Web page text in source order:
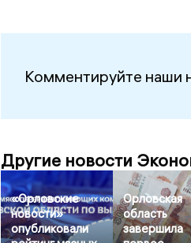
Комментируйте наши
Другие новости
«Орловские
новости»
опубликовали
Орловская
область
завершила